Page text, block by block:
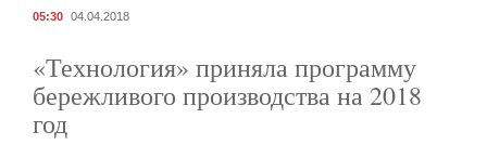
05:30 04.04.2018
«Технология» приняла программу
бережливого производства на 2018
год